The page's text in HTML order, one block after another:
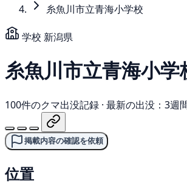
糸魚川市立青海小学校
学校 新潟県
糸魚川市立青海小学
100件のクマ出没記録 · 最新の出没：3週
掲載内容の確認を依頼
位置